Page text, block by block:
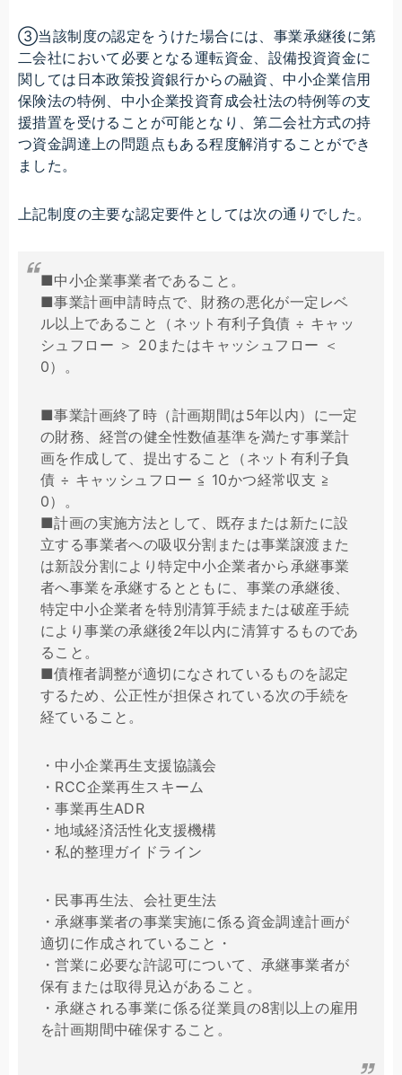
③当該制度の認定をうけた場合には、事業承継後に第
二会社において必要となる運転資金、設備投資資金に
関しては日本政策投資銀行からの融資、中小企業信用
保険法の特例、中小企業投資育成会社法の特例等の支
援措置を受けることが可能となり、第二会社方式の持
つ資金調達上の問題点もある程度解消することができ
ました。
上記制度の主要な認定要件としては次の通りでした。
■中小企業事業者であること。
■事業計画申請時点で、財務の悪化が一定レベ
ル以上であること（ネット有利子負債 ÷ キャッ
シュフロー ＞ 20またはキャッシュフロー ＜
0）。
■事業計画終了時（計画期間は5年以内）に一定
の財務、経営の健全性数値基準を満たす事業計
画を作成して、提出すること（ネット有利子負
債 ÷ キャッシュフロー ≦ 10かつ経常収支 ≧
0）。
■計画の実施方法として、既存または新たに設
立する事業者への吸収分割または事業譲渡また
は新設分割により特定中小企業者から承継事業
者へ事業を承継するとともに、事業の承継後、
特定中小企業者を特別清算手続または破産手続
により事業の承継後2年以内に清算するものであ
ること。
■債権者調整が適切になされているものを認定
するため、公正性が担保されている次の手続を
経ていること。
・中小企業再生支援協議会
・RCC企業再生スキーム
・事業再生ADR
・地域経済活性化支援機構
・私的整理ガイドライン
・民事再生法、会社更生法
・承継事業者の事業実施に係る資金調達計画が
適切に作成されていること・
・営業に必要な許認可について、承継事業者が
保有または取得見込があること。
・承継される事業に係る従業員の8割以上の雇用
を計画期間中確保すること。